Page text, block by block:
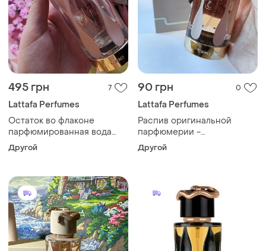
495 грн 7
Lattafa Perfumes
Остаток во флаконе
парфюмированная вода
унисекс lattafa teriaq 15мл
Другой
90 грн 0
Lattafa Perfumes
Распив оригинальной
парфюмерии -
парфюмерная вода
унисекс lattafa teriaq 2мл
Другой